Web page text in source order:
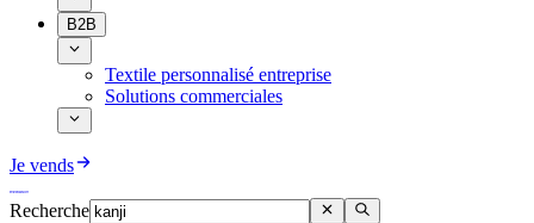
B2B
Textile personnalisé entreprise
Solutions commerciales
Je vends
Recherche